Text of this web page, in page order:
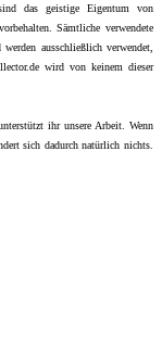
das geistige Eigentum von
Sämtliche verwendete
ausschließlich verwendet,
wird von keinem dieser
ihr unsere Arbeit. Wenn
sich dadurch natürlich nichts.